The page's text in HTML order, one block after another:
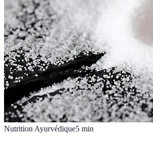
Nutrition Ayurvédique5 min